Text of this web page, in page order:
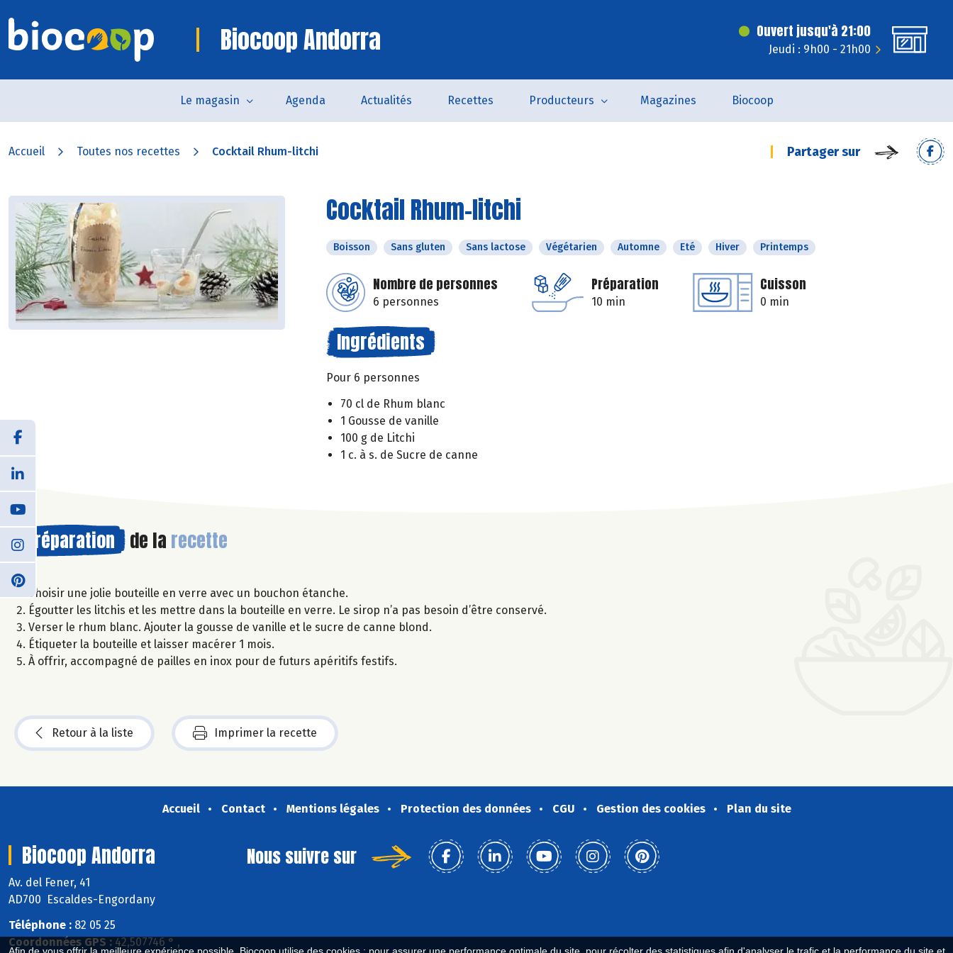
Biocoop Andorra Ouvert jusqu'à 21:00
Jeudi : 9h00 - 21h00
Le magasin Agenda Actualités Recettes Producteurs Magazines Biocoop
Accueil Toutes nos recettes Cocktail Rhum-litchi Partager sur
Cocktail Rhum-litchi
Boisson Sans gluten Sans lactose Végétarien Automne Eté Hiver Printemps
Nombre de personnes
6 personnes
Préparation
10 min
Cuisson
0 min
Ingrédients
Pour 6 personnes
70 cl de Rhum blanc
1 Gousse de vanille
100 g de Litchi
1 c. à s. de Sucre de canne
Préparation de la recette
Choisir une jolie bouteille en verre avec un bouchon étanche.
Égoutter les litchis et les mettre dans la bouteille en verre. Le sirop n’a pas besoin d’être conservé.
Verser le rhum blanc. Ajouter la gousse de vanille et le sucre de canne blond.
Étiqueter la bouteille et laisser macérer 1 mois.
À offrir, accompagné de pailles en inox pour de futurs apéritifs festifs.
Retour à la liste Imprimer la recette
Accueil Contact Mentions légales Protection des données CGU Gestion des cookies Plan du site
Biocoop Andorra
Av. del Fener, 41
AD700 Escaldes-Engordany
Téléphone : 82 05 25
Coordonnées GPS : 42,507746 ° ,
Nous suivre sur